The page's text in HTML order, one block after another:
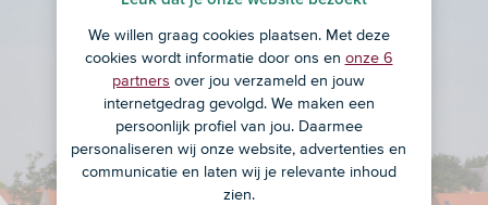
We willen graag cookies plaatsen. Met deze
cookies wordt informatie door ons en onze 6
partners over jou verzameld en jouw
internetgedrag gevolgd. We maken een
persoonlijk profiel van jou. Daarmee
personaliseren wij onze website, advertenties en
communicatie en laten wij je relevante inhoud
zien.